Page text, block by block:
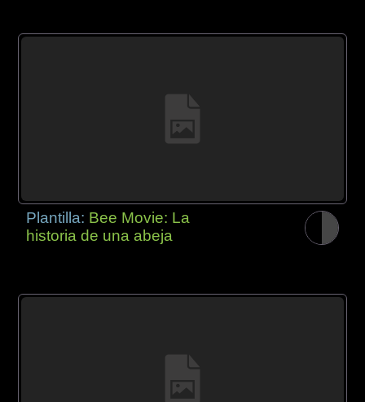
Plantilla: Bee Movie: La
historia de una abeja